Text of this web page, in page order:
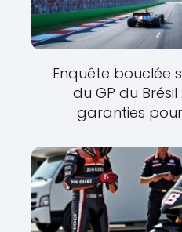
Enquête bouclée
du GP du
garanties